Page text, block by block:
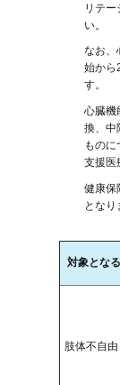
リテ
い。
なお、
始から
す。
心臓機
換、中
もの
支援医
健康保
となり
対象とな
肢体不自由